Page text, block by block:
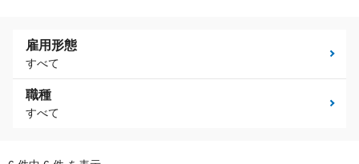
雇用形態
すべて
職種
すべて